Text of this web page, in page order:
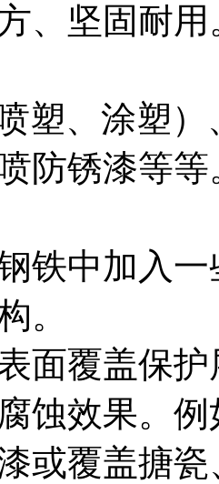
、坚固耐用
塑、涂塑
防锈漆等等
铁中加入
。
面覆盖保
蚀效果。
或覆盖搪